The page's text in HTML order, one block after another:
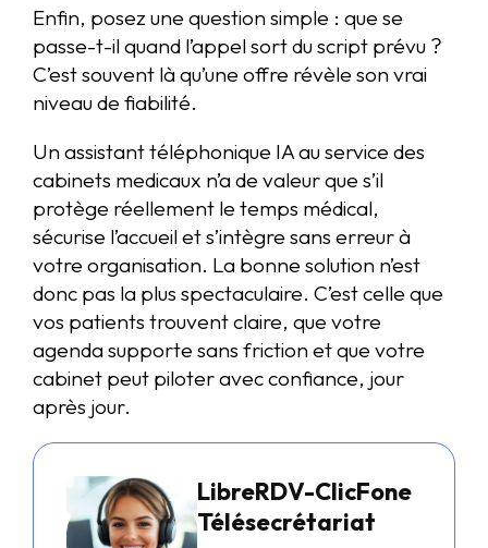
Enfin, posez une question simple : que se
passe-t-il quand l’appel sort du script prévu ?
C’est souvent là qu’une offre révèle son vrai
niveau de fiabilité.
Un assistant téléphonique IA au service des
cabinets medicaux n’a de valeur que s’il
protège réellement le temps médical,
sécurise l’accueil et s’intègre sans erreur à
votre organisation. La bonne solution n’est
donc pas la plus spectaculaire. C’est celle que
vos patients trouvent claire, que votre
agenda supporte sans friction et que votre
cabinet peut piloter avec confiance, jour
après jour.
LibreRDV-ClicFone
Télésecrétariat